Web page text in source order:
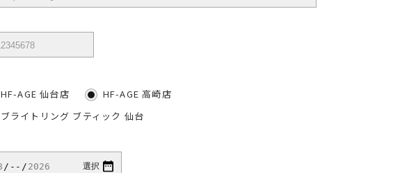
HF-AGE 仙台店
HF-AGE 高崎店
ブライトリング ブティック 仙台